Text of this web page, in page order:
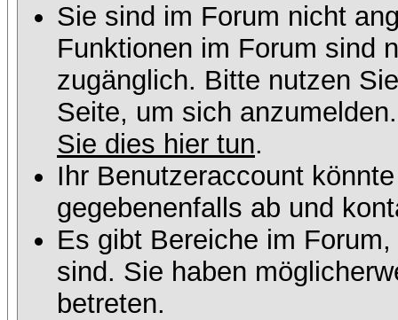
Sie sind im Forum nicht
Funktionen im Forum sind
zugänglich. Bitte nutzen
Seite, um sich
Sie dies hier tun.
Ihr Benutzeraccount
gegebenenfalls ab und
Es gibt Bereiche im
sind. Sie haben
betreten.